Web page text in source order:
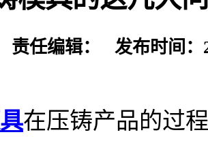
责任编辑： 发布时间：
在压铸产品的过